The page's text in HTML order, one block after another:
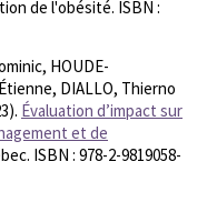
de l'obésité. ISBN :
HOUDE-
DIALLO, Thierno
Évaluation d’impact sur
et de
ISBN : 978-2-9819058-